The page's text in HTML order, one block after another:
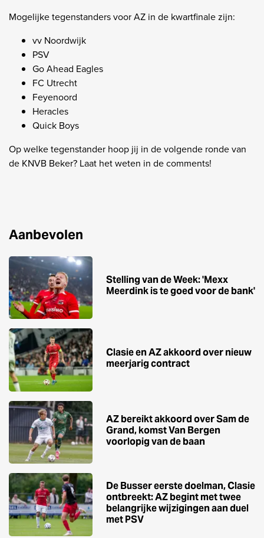
Mogelijke tegenstanders voor AZ in de kwartfinale zijn:
vv Noordwijk
PSV
Go Ahead Eagles
FC Utrecht
Feyenoord
Heracles
Quick Boys
Op welke tegenstander hoop jij in de volgende ronde van
de KNVB Beker? Laat het weten in de comments!
Aanbevolen
Stelling van de Week: 'Mexx
Meerdink is te goed voor de bank'
Clasie en AZ akkoord over nieuw
meerjarig contract
AZ bereikt akkoord over Sam de
Grand, komst Van Bergen
voorlopig van de baan
De Busser eerste doelman, Clasie
ontbreekt: AZ begint met twee
belangrijke wijzigingen aan duel
met PSV